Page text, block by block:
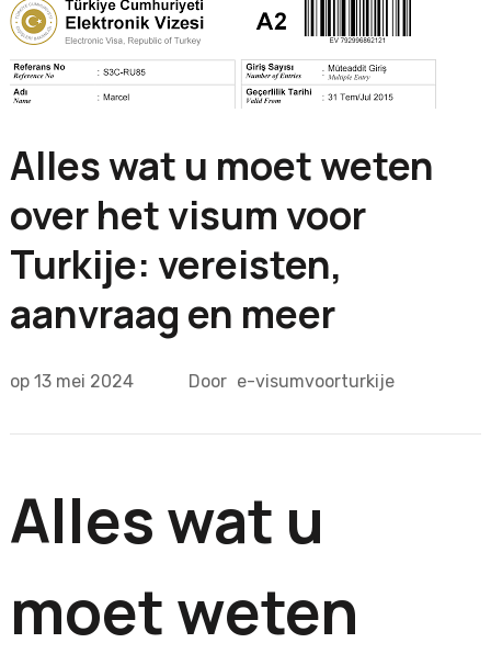
Alles wat u moet weten
over het visum voor
Turkije: vereisten,
aanvraag en meer
op 13 mei 2024 Door e-visumvoorturkije
Alles wat u
moet weten